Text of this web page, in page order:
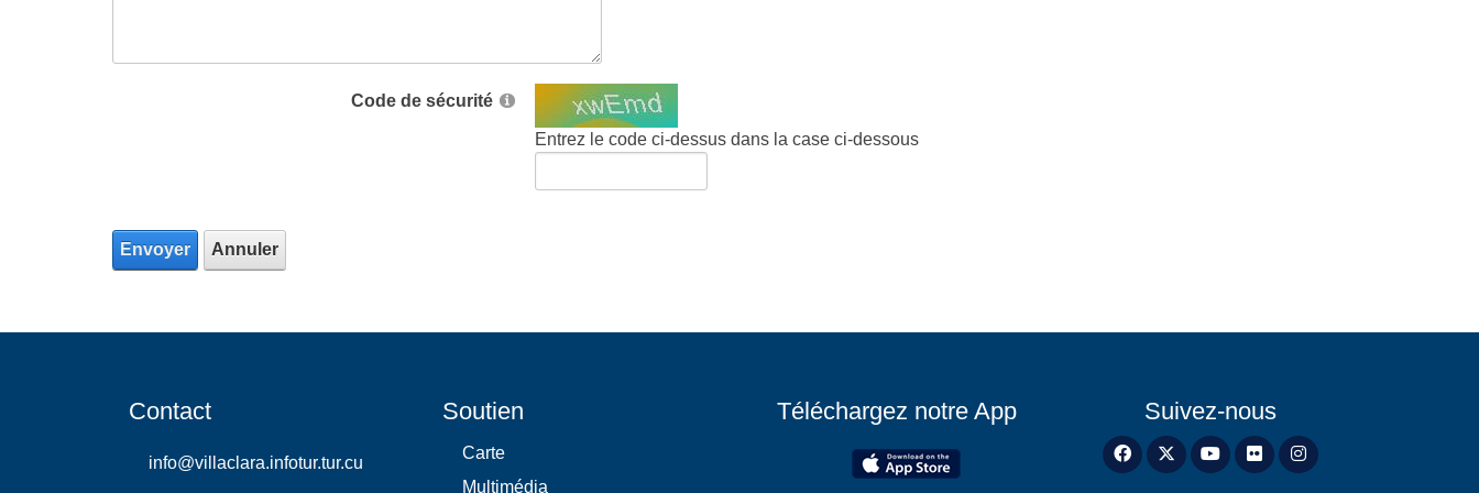
Code de sécurité
Entrez le code ci-dessus dans la case ci-dessous
Envoyer Annuler
Contact
info@villaclara.infotur.tur.cu
Soutien
Carte
Multimédia
Téléchargez notre App Suivez-nous